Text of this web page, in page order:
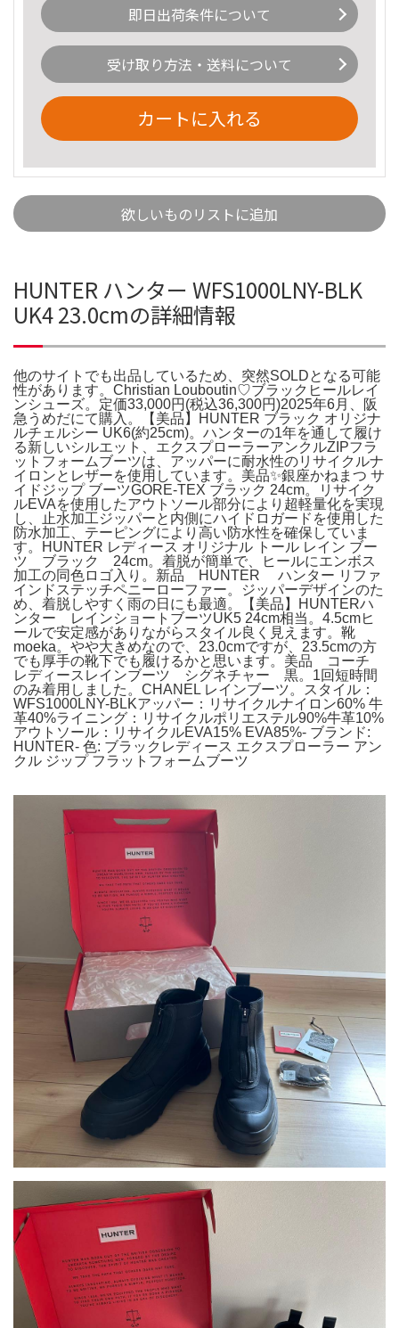
即日出荷条件について
受け取り方法・送料について
カートに入れる
欲しいものリストに追加
HUNTER ハンター WFS1000LNY-BLK
UK4 23.0cmの詳細情報
他のサイトでも出品しているため、突然SOLDとなる可能
性があります。Christian Louboutin♡ブラックヒールレイ
ンシューズ。定価33,000円(税込36,300円)2025年6月、阪
急うめだにて購入。【美品】HUNTER ブラック オリジナ
ルチェルシー UK6(約25cm)。ハンターの1年を通して履け
る新しいシルエット、エクスプローラーアンクルZIPフラ
ットフォームブーツは、アッパーに耐水性のリサイクルナ
イロンとレザーを使用しています。美品✨銀座かねまつ サ
イドジップ ブーツGORE-TEX ブラック 24cm。リサイク
ルEVAを使用したアウトソール部分により超軽量化を実現
し、止水加工ジッパーと内側にハイドロガードを使用した
防水加工、テーピングにより高い防水性を確保していま
す。HUNTER レディース オリジナル トール レイン ブー
ツ ブラック 24cm。着脱が簡単で、ヒールにエンボス
加工の同色ロゴ入り。新品 HUNTER ハンター リファ
インドステッチペニーローファー。ジッパーデザインのた
め、着脱しやすく雨の日にも最適。【美品】HUNTERハ
ンター レインショートブーツUK5 24cm相当。4.5cmヒ
ールで安定感がありながらスタイル良く見えます。靴
moeka。やや大きめなので、23.0cmですが、23.5cmの方
でも厚手の靴下でも履けるかと思います。美品 コーチ
レディースレインブーツ シグネチャー 黒。1回短時間
のみ着用しました。CHANEL レインブーツ。スタイル：
WFS1000LNY-BLKアッパー：リサイクルナイロン60% 牛
革40%ライニング：リサイクルポリエステル90%牛革10%
アウトソール：リサイクルEVA15% EVA85%- ブランド:
HUNTER- 色: ブラックレディース エクスプローラー アン
クル ジップ フラットフォームブーツ